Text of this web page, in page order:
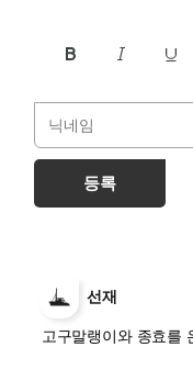
등록
선재
고구말랭이와 종효를